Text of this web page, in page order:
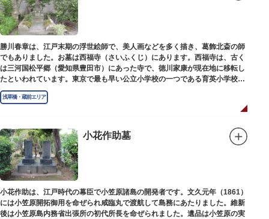
勝川春章は、江戸末期の浮世絵師で、美人画などを多く描き、葛飾北斎の師
でもありました。お墓は西福寺（さいふくじ）にあります。西福寺は、古く
は三河国松平郷（愛知県豊田市）にあった寺で、徳川家康が現在地に移転し
たといわれています。東京で最も早い公立小学校の一つである育英小学校の
発祥の地としても知られています。
浅草橋・蔵前エリア
小花作助墓
小花作助は、江戸時代の幕臣で小笠原諸島の開発者です。文久元年（1861）
には小笠原開拓御用を命ぜられ咸臨丸で渡航して島務にあたりました。維新
後は小笠原島内務省出張所の初代所長を命ぜられました。遺品は小笠原の実